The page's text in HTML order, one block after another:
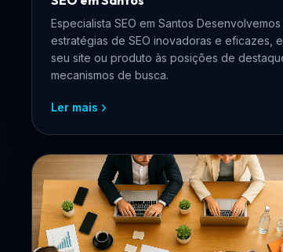
Especialista SEO em Santos Desenvolvemos
estratégias de SEO inovadoras e eficazes,
seu site ou produto às posições de
mecanismos de busca.
Ler mais